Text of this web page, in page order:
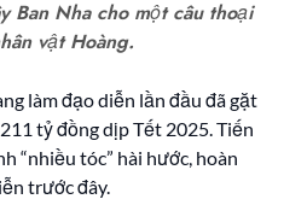
Ban Nha cho một câu thoại
vật Hoàng.
làm đạo diễn lần đầu đã gặt
tỷ đồng dịp Tết 2025. Tiến
“nhiều tóc” hài hước, hoàn
trước đây.